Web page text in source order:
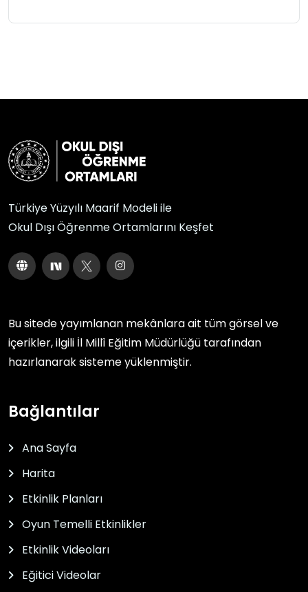
Türkiye Yüzyılı Maarif Modeli ile
Okul Dışı Öğrenme Ortamlarını Keşfet
Bu sitede yayımlanan mekânlara ait tüm görsel ve
içerikler, ilgili İl Millî Eğitim Müdürlüğü tarafından
hazırlanarak sisteme yüklenmiştir.
Bağlantılar
Ana Sayfa
Harita
Etkinlik Planları
Oyun Temelli Etkinlikler
Etkinlik Videoları
Eğitici Videolar